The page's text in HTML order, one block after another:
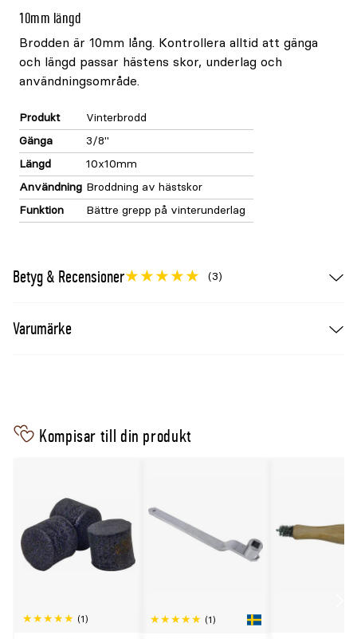
10mm längd
Brodden är 10mm lång. Kontrollera alltid att gänga
och längd passar hästens skor, underlag och
användningsområde.
Produkt
Vinterbrodd
Gänga
3/8"
Längd
10x10mm
Användning Broddning av hästskor
Funktion
Bättre grepp på vinterunderlag
Betyg & Recensioner (3)
Varumärke
Kompisar till din produkt
(1) (1)